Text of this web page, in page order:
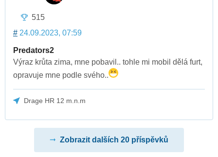
515
# 24.09.2023, 07:59
Predators2
Výraz krůta zima, mne pobavil.. tohle mi mobil dělá furt,
opravuje mne podle svého..
Drage HR 12 m.n.m
Zobrazit dalších 20 příspěvků